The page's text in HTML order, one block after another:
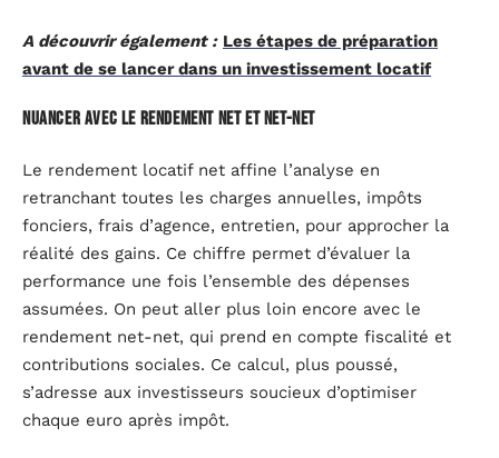
A découvrir également : Les étapes de préparation
avant de se lancer dans un investissement locatif
Nuancer avec le rendement net et net-net
Le rendement locatif net affine l’analyse en
retranchant toutes les charges annuelles, impôts
fonciers, frais d’agence, entretien, pour approcher la
réalité des gains. Ce chiffre permet d’évaluer la
performance une fois l’ensemble des dépenses
assumées. On peut aller plus loin encore avec le
rendement net-net, qui prend en compte fiscalité et
contributions sociales. Ce calcul, plus poussé,
s’adresse aux investisseurs soucieux d’optimiser
chaque euro après impôt.